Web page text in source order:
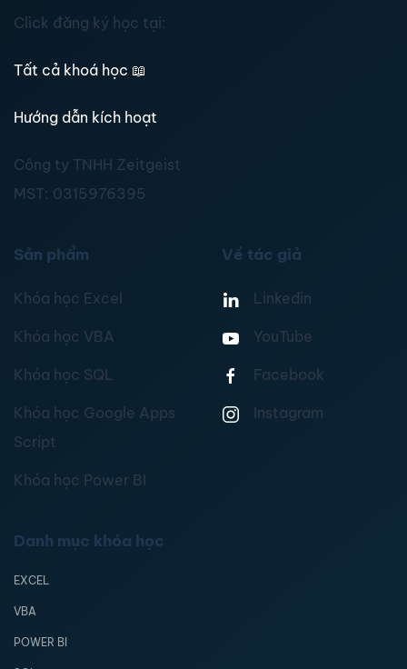
Click đăng ký học tại:
Tất cả khoá học 📖
Hướng dẫn kích hoạt
Công ty TNHH Zeitgeist
MST: 0315976395
Sản phẩm
Khóa học Excel
Khóa học VBA
Khóa học SQL
Khóa học Google Apps
Script
Khóa học Power BI
Về tác giả
Linkedin
YouTube
Facebook
Instagram
Danh mục khóa học
EXCEL
VBA
POWER BI